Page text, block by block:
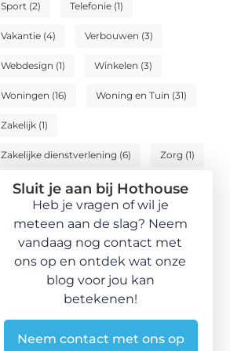
Sport (2) Telefonie (1)
Vakantie (4) Verbouwen (3)
Webdesign (1) Winkelen (3)
Woningen (16) Woning en Tuin (31)
Zakelijk (1)
Zakelijke dienstverlening (6) Zorg (1)
Sluit je aan bij Hothouse
Heb je vragen of wil je
meteen aan de slag? Neem
vandaag nog contact met
ons op en ontdek wat onze
blog voor jou kan
betekenen!
Neem contact met ons op